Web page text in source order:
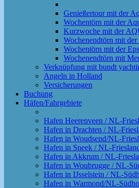
Genießertour mit der
Wochentörn mit der
Kurzwoche mit der
Wochenendtörn mit der
Wochentörn mit der
Wochenendtörn mit
Verknüpfung mit bundt
Angeln in Holland
Versicherungen
Buchung
Häfen/Fahrgebiete
Hafen Heerenveen / NL-
Hafen in Drachten / NL-
Hafen in Woudsend/NL-
Hafen in Sneek / NL-
Hafen in Akkrum / NL-
Hafen in Woubrugge / NL-
Hafen in IJsselstein / NL-
Hafen in Warmond/NL-